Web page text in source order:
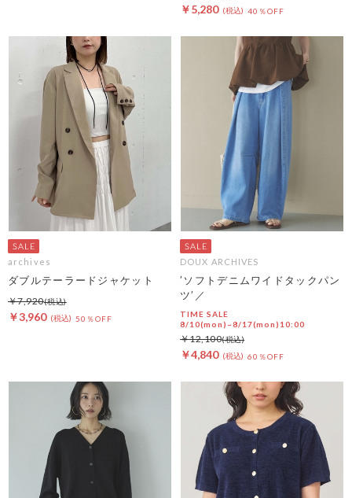
￥5,280 40％OFF
archives
ダブルテーラードジャケット
￥3,960 50％OFF
￥7,920
DOUX ARCHIVES
’ソフトデニムワイドタックパン
ツ’／
TIME SALE
8/10(mon)~8/17(mon)10:00
￥4,840 60％OFF
￥12,100